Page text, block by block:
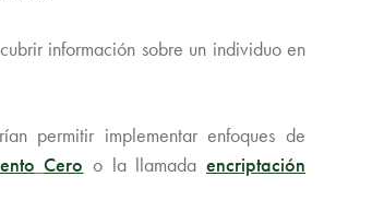
información sobre un individuo en
permitir implementar enfoques de
Cero o la llamadaencriptación